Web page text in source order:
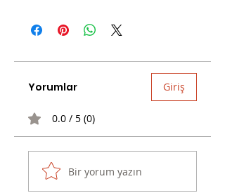
Yorumlar Giriş
0.0 / 5 (0)
Bir yorum yazın